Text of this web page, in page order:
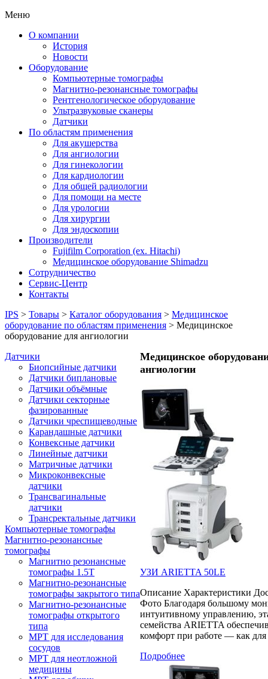
Меню
О компании
История
Новости
Оборудование
Компьютерные томографы
Магнитно-резонансные томографы
Рентгенологическое оборудование
Ультразвуковые сканеры
Датчики
По областям применения
Для акушерства
Для ангиологии
Для гинекологии
Для кардиологии
Для общей радиологии
Для помощи на месте
Для урологии
Для хирургии
Для эндоскопии
Производители
Fujifilm Corporation (ex. Hitachi)
Медицинское оборудование Shimadzu
Сотрудничество
Сервис-Центр
Контакты
IPS > Товары > Каталог оборудования > Медицинское
оборудование по областям применения > Медицинское
оборудование для ангиологии
Датчики
Биопсийные датчики
Датчики биплановые
Датчики объёмные
Датчики секторные
фазированные
Датчики чреспищеводные
Карандашные датчики
Конвексные датчики
Линейные датчики
Матричные датчики
Микроконвексные
датчики
Трансвагинальные
датчики
Трансректальные датчики
Компьютерные томографы
Магнитно-резонансные
томографы
Магнитно резонансные
томографы 1.5Т
Магнитно-резонансные
томографы закрытого типа
Магнитно-резонансные
томографы открытого
типа
МРТ для исследования
сосудов
МРТ для неотложной
медицины
Медицинское
ангиологии
УЗИ ARIETTA 50LE
Описание Характеристики
Фото Благодаря большому
интуитивному управлению,
семейства ARIETTA
комфорт при работе — как для
Подробнее